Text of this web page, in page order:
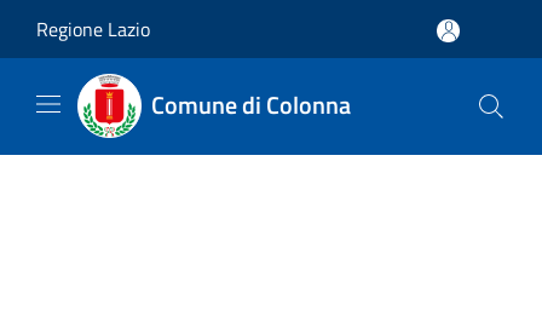
Regione Lazio
Comune di Colonna